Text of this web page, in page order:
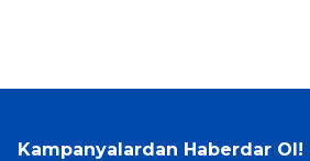
Kampanyalardan Haberdar Ol!